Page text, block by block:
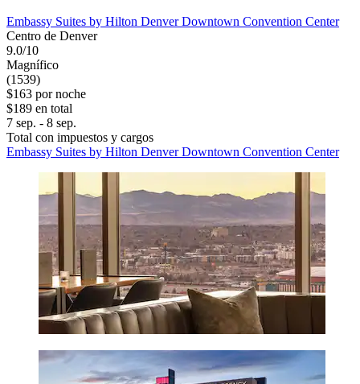
Embassy Suites by Hilton Denver Downtown Convention Center
Centro de Denver
9.0/10
Magnífico
(1539)
$163 por noche
$189 en total
7 sep. - 8 sep.
Total con impuestos y cargos
Embassy Suites by Hilton Denver Downtown Convention Center